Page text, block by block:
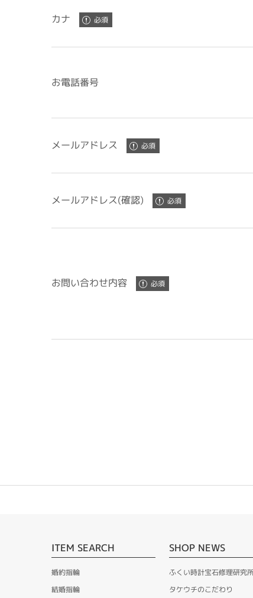
カナ
お電話番号
メールアドレス
メールアドレス(確認)
お問い合わせ内容
ITEM SEARCH
婚約指輪
結婚指輪
SHOP NEWS
ふくい時計宝石修理研究
タケウチのこだわり